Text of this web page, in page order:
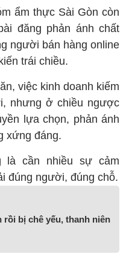
ẩm thực Sài Gòn còn
đăng phản ánh chất
người bán hàng online
trái chiều.
việc kinh doanh kiếm
nhưng ở chiều ngược
lựa chọn, phản ánh
xứng đáng.
là cần nhiều sự cảm
đúng người, đúng chỗ.
bị chê yếu, thanh niên